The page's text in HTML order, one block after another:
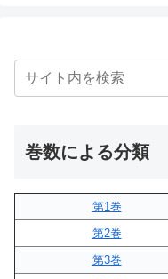
巻数による分類
第1巻
第2巻
第3巻